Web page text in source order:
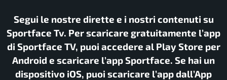
Segui le nostre dirette e i nostri contenuti su
Sportface Tv. Per scaricare gratuitamente l’app
di Sportface TV, puoi accedere al Play Store per
Android e scaricare l’app Sportface. Se hai un
dispositivo iOS, puoi scaricare l’app dall’App